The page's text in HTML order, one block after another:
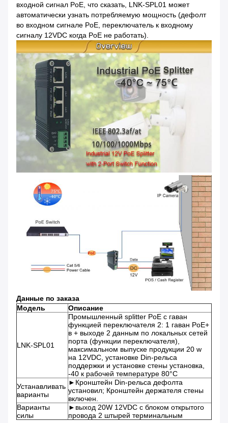
входной сигнал PoE, что сказать, LNK-SPL01 может
автоматически узнать потребляемую мощность (дефолт
во входном сигнале PoE, переключатель к входному
сигналу 12VDC когда PoE не работать).
Данные по заказа
Модель
Описание
LNK-SPL01
Промышленный splitter PoE с гаван
функцией переключателя 2: 1 гаван PoE+
в + выходе 2 данным по локальных сетей
порта (функции переключателя),
максимальном выпуске продукции 20 w
на 12VDC, установке Din-рельса
поддержки и установке стены установка,
-40 к рабочей температуре 80°C
Устанавливать
варианты
►Кронштейн Din-рельса дефолта
установил; Кронштейн держателя стены
включен.
Варианты
силы
►выход 20W 12VDC с блоком открытого
провода 2 штырей терминальным